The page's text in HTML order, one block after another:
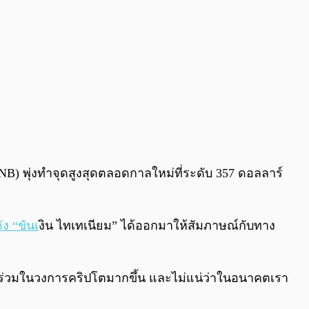
พุ่งทำจุดสูงสุดตลอดกาลใหม่ที่ระดับ 357 ดอลลาร์
“ขันเงิน ไทเทเนียม” ได้ออกมาให้สัมภาษณ์กับทาง
มในวงการคริปโตมากขึ้น และไม่แน่ว่าในอนาคตเรา